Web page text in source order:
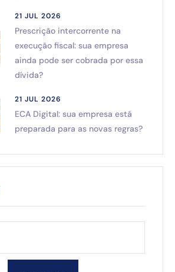
21 JUL 2026
Prescrição intercorrente na
execução fiscal: sua empresa
ainda pode ser cobrada por essa
dívida?
21 JUL 2026
ECA Digital: sua empresa está
preparada para as novas regras?